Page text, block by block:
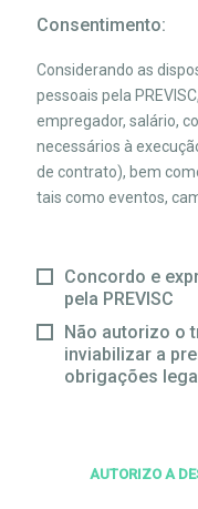
Consentimento:
Considerando as
pessoais pela
empregador, salário,
necessários à
de contrato), bem
tais como eventos,
Concordo e
pela PREVISC
Não autorizo o
inviabilizar a
obrigações
AUTORIZO A